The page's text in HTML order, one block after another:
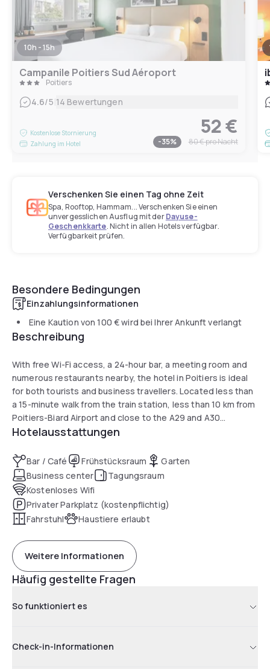
10h - 15h
Campanile Poitiers Sud Aéroport
Poitiers
4.6/5 14 Bewertungen
Kostenlose Stornierung
Zahlung im Hotel
52 €
-35% 80 €pro Nacht
Verschenken Sie einen Tag ohne Zeit
Spa, Rooftop, Hammam... Verschenken Sie einen
unvergesslichen Ausflug mit derDayuse-
Geschenkkarte. Nicht in allen Hotels verfügbar.
Verfügbarkeit prüfen.
Besondere Bedingungen
Einzahlungsinformationen
Eine Kaution von100 €wird bei Ihrer Ankunft verlangt
Beschreibung
With free Wi-Fi access, a 24-hour bar, a meeting room and
numerous restaurants nearby, the hotel in Poitiers is ideal
for both tourists and business travellers. Located less than
a 15-minute walk from the train station, less than 10 km from
Poitiers-Biard Airport and close to the A29 and A30
motorway exits, it is very easy to access. Situated in the
in the unique atmosphere of this city of art and history.
Hotelausstattungen
Bar / Café Frühstücksraum
Garten
Business center
Tagungsraum
Kostenloses Wifi
Privater Parkplatz (kostenpflichtig)
Fahrstuhl
Haustiere erlaubt
Weitere Informationen
Häufig gestellte Fragen
So funktioniert es
Check-in-Informationen